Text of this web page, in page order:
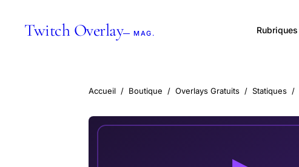
Twitch Overlay— MAG. Rubriques
Accueil / Boutique / Overlays Gratuits / Statiques /